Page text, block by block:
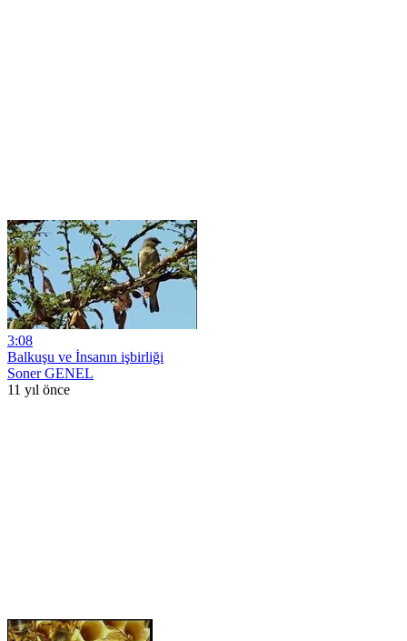
3:08
Balkuşu ve İnsanın işbirliği
Soner GENEL
11 yıl önce